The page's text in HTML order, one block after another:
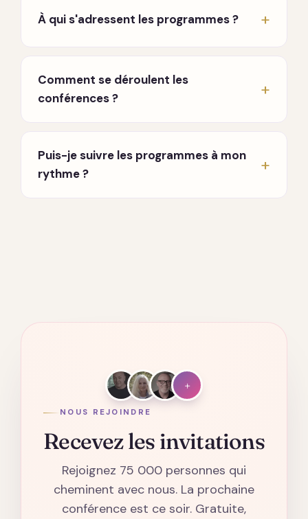
carte bancaire ni engagement. Seuls les
À qui s'adressent les programmes ?
traversiez une période difficile, que vous
cherchiez à mieux vous connaître, ou que vous
souhaitiez approfondir une pratique. Aucun
Comment se déroulent les
conférences ?
Un enseignant partage et répond à vos
questions. Vous recevez les invitations par
email dès votre inscription.
Puis-je suivre les programmes à mon
rythme ?
+
NOUS REJOINDRE
Recevez les invitations
Rejoignez 75 000 personnes qui
cheminent avec nous. La prochaine
conférence est ce soir. Gratuite,